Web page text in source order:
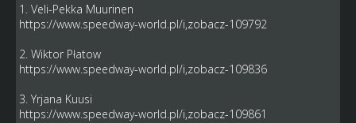
1. Veli-Pekka Muurinen
https://www.speedway-world.pl/i,zobacz-109792
2. Wiktor Płatow
https://www.speedway-world.pl/i,zobacz-109836
3. Yrjana Kuusi
https://www.speedway-world.pl/i,zobacz-109861